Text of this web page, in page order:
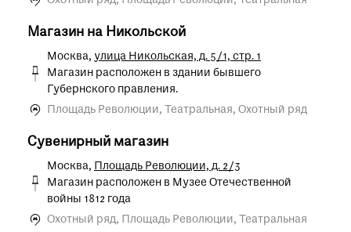
Магазин на Никольской
Москва, улица Никольская, д. 5/1, стр. 1
Магазин расположен в здании бывшего
Губернского правления.
Площадь Революции, Театральная, Охотный ряд
Сувенирный магазин
Москва, Площадь Революции, д. 2/3
Магазин расположен в Музее Отечественной
войны 1812 года
Охотный ряд, Площадь Революции, Театральная